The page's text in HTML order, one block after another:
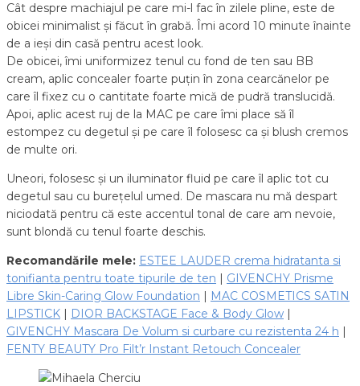
Cât despre machiajul pe care mi-l fac în zilele pline, este de
obicei minimalist și făcut în grabă. Îmi acord 10 minute înainte
de a ieși din casă pentru acest look.
De obicei, îmi uniformizez tenul cu fond de ten sau BB
cream, aplic concealer foarte puțin în zona cearcănelor pe
care îl fixez cu o cantitate foarte mică de pudră translucidă.
Apoi, aplic acest ruj de la MAC pe care îmi place să îl
estompez cu degetul și pe care îl folosesc ca și blush cremos
de multe ori.
Uneori, folosesc și un iluminator fluid pe care îl aplic tot cu
degetul sau cu burețelul umed. De mascara nu mă despart
niciodată pentru că este accentul tonal de care am nevoie,
sunt blondă cu tenul foarte deschis.
Recomandările mele: ESTEE LAUDER crema hidratanta si
tonifianta pentru toate tipurile de ten | GIVENCHY Prisme
Libre Skin-Caring Glow Foundation | MAC COSMETICS SATIN
LIPSTICK | DIOR BACKSTAGE Face & Body Glow |
GIVENCHY Mascara De Volum si curbare cu rezistenta 24 h |
FENTY BEAUTY Pro Filt’r Instant Retouch Concealer